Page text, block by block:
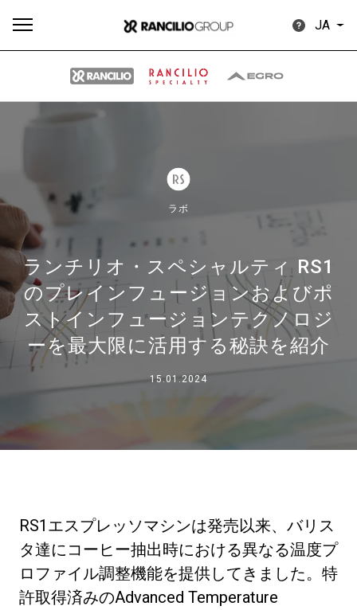
JA
ラボ
ランチリオ・スペシャルティ RS1
のプレインフュージョンおよびポ
ストインフュージョンテクノロジ
ーを最大限に活用する秘訣を紹介
15.01.2024
RS1エスプレッソマシンは発売以来、バリス
タ達にコーヒー抽出時における異なる温度プ
ロファイル調整機能を提供してきました。特
許取得済みのAdvanced Temperature
Our brands
グループ
研究室紹介
サスティナビリティ